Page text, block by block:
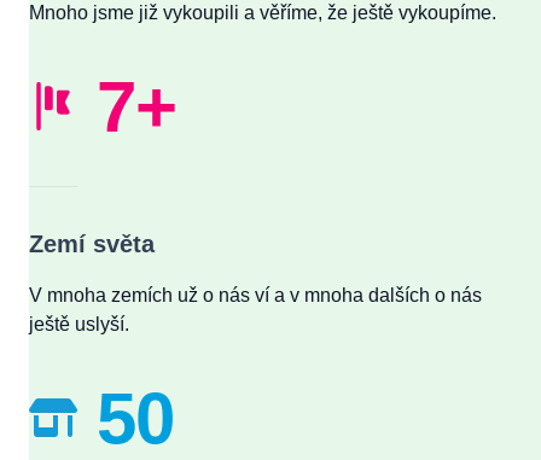
Mnoho jsme již vykoupili a věříme, že ještě vykoupíme.
7+
Zemí světa
V mnoha zemích už o nás ví a v mnoha dalších o nás
ještě uslyší.
50